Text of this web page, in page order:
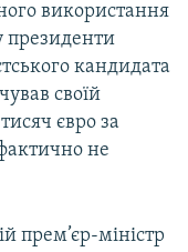
використання
президенти
кандидата
своїй
євро за
не
міністр